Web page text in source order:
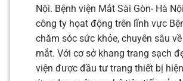
Nội. Bệnh viện Mắt Sài Gòn- Hà
công ty họat động trên lĩnh vực
chăm sóc sức khỏe, chuyên sâu
mắt. Với cơ sở khang trang sạch
viện được đầu tư trang thiết bị